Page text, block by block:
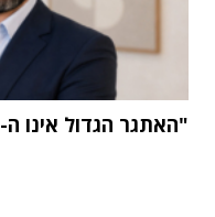
"האתגר הגדול אינו ה-AI אלא הטמעתה בארגון"